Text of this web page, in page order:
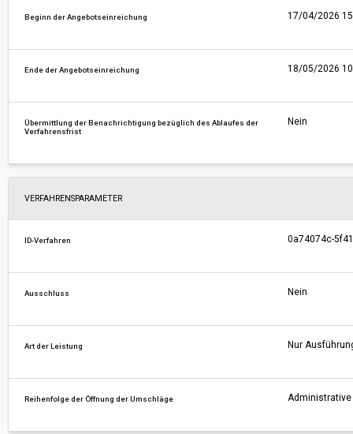
Beginn der Angebotseinreichung 17/04/2026
Ende der Angebotseinreichung 18/05/2026
Übermittlung der Benachrichtigung bezüglich des Ablaufes der
Verfahrensfrist
Nein
VERFAHRENSPARAMETER
ID-Verfahren 0a74074c-
Ausschluss Nein
Art der Leistung Nur
Reihenfolge der Öffnung der Umschläge